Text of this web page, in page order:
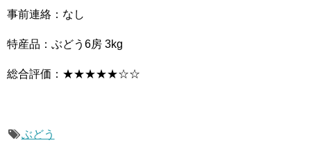
事前連絡：なし
特産品：ぶどう6房 3kg
総合評価：★★★★★☆☆
ぶどう